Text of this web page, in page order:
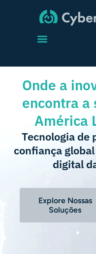
Onde a
encontra a
América
Tecnologia de
confiança
digital
Explore Nossas
Soluções